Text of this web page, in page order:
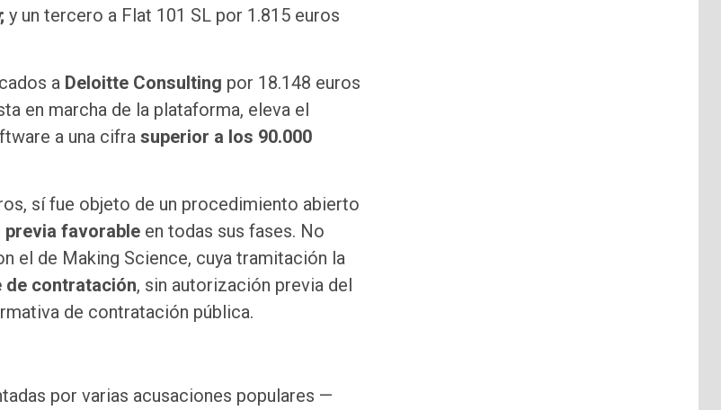
; y un tercero a Flat 101 SL por 1.815 euros
a Deloitte Consulting por 18.148 euros
en marcha de la plataforma, eleva el
a una cifra superior a los 90.000
sí fue objeto de un procedimiento abierto
favorable en todas sus fases. No
el de Making Science, cuya tramitación la
de contratación, sin autorización previa del
de contratación pública.
por varias acusaciones populares —